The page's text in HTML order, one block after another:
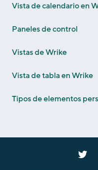
Vista de calendario en
Paneles de control
Vistas de Wrike
Vista de tabla en Wrike
Tipos de elementos